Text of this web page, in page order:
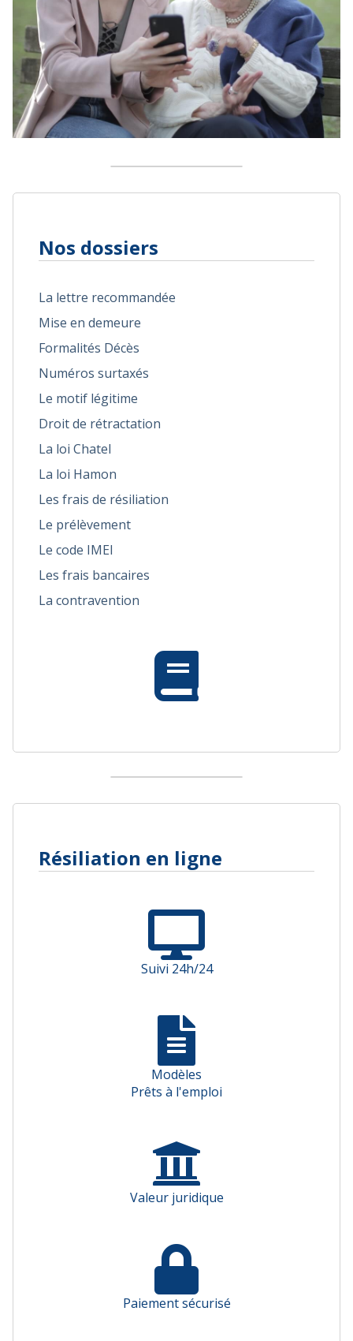
Nos dossiers
La lettre recommandée
Mise en demeure
Formalités Décès
Numéros surtaxés
Le motif légitime
Droit de rétractation
La loi Chatel
La loi Hamon
Les frais de résiliation
Le prélèvement
Le code IMEI
Les frais bancaires
La contravention
Résiliation en ligne
Suivi 24h/24
Modèles
Prêts à l'emploi
Valeur juridique
Paiement sécurisé